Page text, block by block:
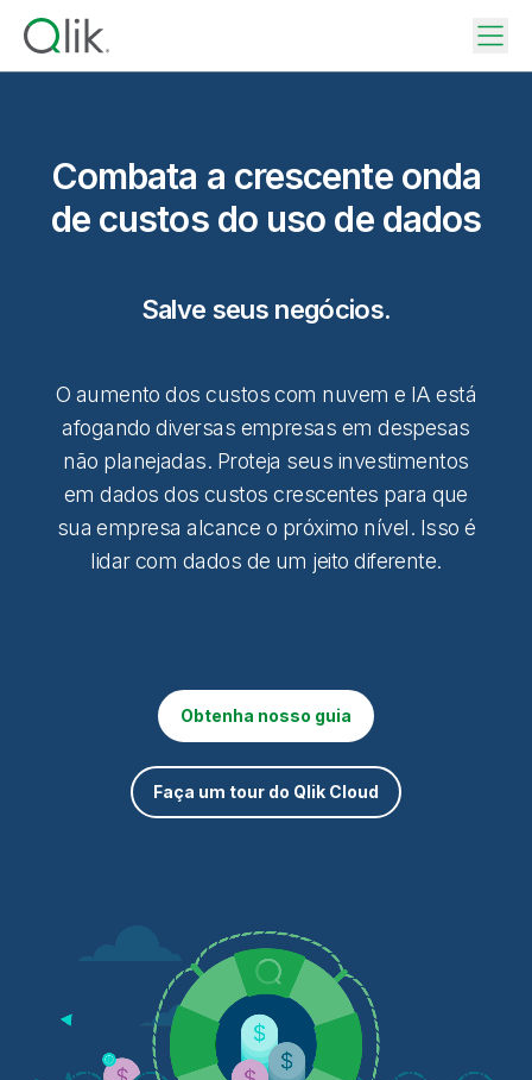
Combata a crescente onda
de custos do uso de dados
Salve seus negócios.
O aumento dos custos com nuvem e IA está
afogando diversas empresas em despesas
não planejadas. Proteja seus investimentos
em dados dos custos crescentes para que
sua empresa alcance o próximo nível. Isso é
lidar com dados de um jeito diferente.
Obtenha nosso guia
Faça um tour do Qlik Cloud